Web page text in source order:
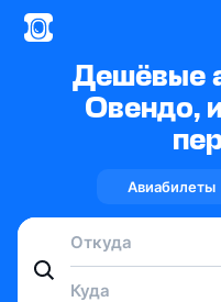
Дешёвые
Овендо,
Авиабилеты